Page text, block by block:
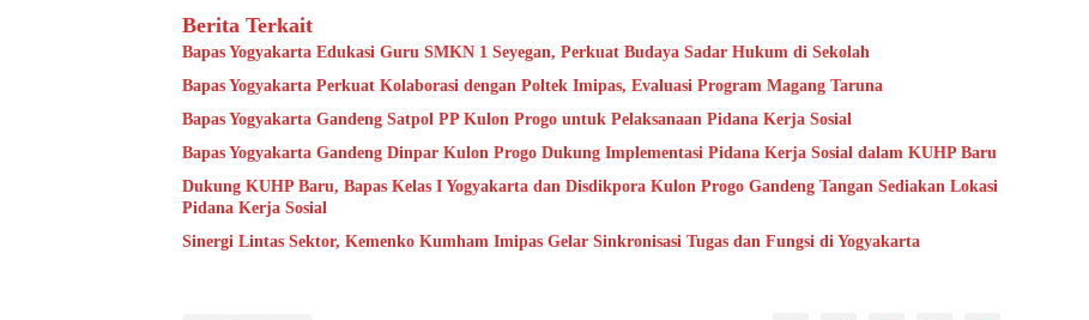
Berita Terkait
Bapas Yogyakarta Edukasi Guru SMKN 1 Seyegan, Perkuat Budaya Sadar Hukum di Sekolah
Bapas Yogyakarta Perkuat Kolaborasi dengan Poltek Imipas, Evaluasi Program Magang Taruna
Bapas Yogyakarta Gandeng Satpol PP Kulon Progo untuk Pelaksanaan Pidana Kerja Sosial
Bapas Yogyakarta Gandeng Dinpar Kulon Progo Dukung Implementasi Pidana Kerja Sosial dalam KUHP Baru
Dukung KUHP Baru, Bapas Kelas I Yogyakarta dan Disdikpora Kulon Progo Gandeng Tangan Sediakan Lokasi
Pidana Kerja Sosial
Sinergi Lintas Sektor, Kemenko Kumham Imipas Gelar Sinkronisasi Tugas dan Fungsi di Yogyakarta